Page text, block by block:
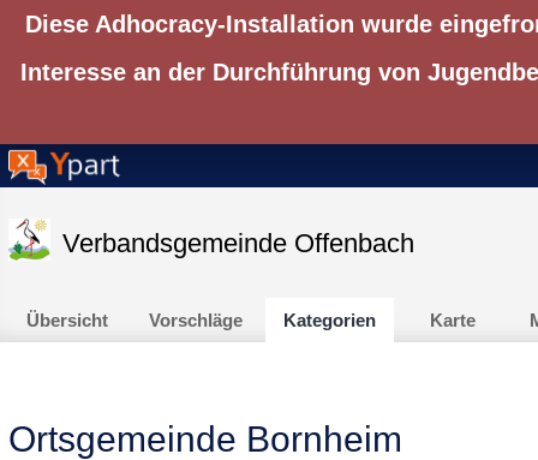
Diese Adhocracy-Installation wurde
Interesse an der Durchführung von
Verbandsgemeinde Offenbach
Übersicht Vorschläge Kategorien Karte
Ortsgemeinde Bornheim